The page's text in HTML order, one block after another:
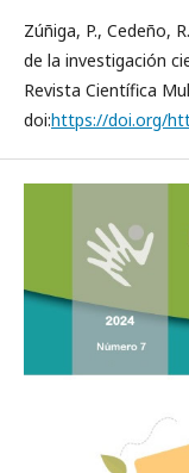
Zúñiga, P., Cedeño,
de la investigación
Revista Científica
doi:https://doi.org/